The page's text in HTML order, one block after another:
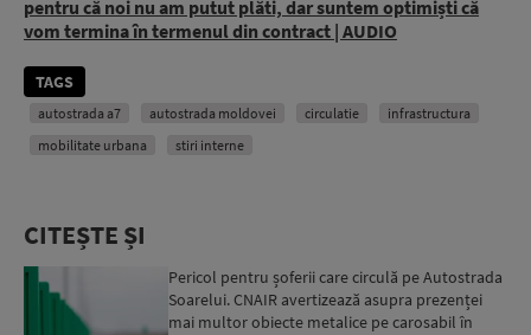
pentru că noi nu am putut plăti, dar suntem optimiști că
vom termina în termenul din contract | AUDIO
TAGS
autostrada a7 autostrada moldovei circulatie
infrastructura
mobilitate urbana
stiri interne
CITEȘTE ȘI
Pericol pentru șoferii care circulă pe Autostrada
Soarelui. CNAIR avertizează asupra prezenței
mai multor obiecte metalice pe carosabil în